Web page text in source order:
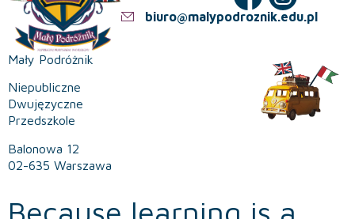
Mały Podróżnik
Niepubliczne
Dwujęzyczne
Przedszkole
Balonowa 12
02-635 Warszawa
biuro@malypodroznik.edu.pl
Because learning is a